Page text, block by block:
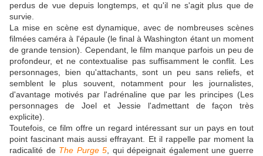
perdus de vue depuis longtemps, et qu'il ne s'agit plus que de
survie.
La mise en scène est dynamique, avec de nombreuses scènes
filmées caméra à l'épaule (le final à Washington étant un moment
de grande tension). Cependant, le film manque parfois un peu de
profondeur, et ne contextualise pas suffisamment le conflit. Les
personnages, bien qu'attachants, sont un peu sans reliefs, et
semblent le plus souvent, notamment pour les journalistes,
d'avantage motivés par l'adrénaline que par les principes (Les
personnages de Joel et Jessie l'admettant de façon très
explicite).
Toutefois, ce film offre un regard intéressant sur un pays en tout
point fascinant mais aussi effrayant. Et il rappelle par moment la
radicalité de The Purge 5 , qui dépeignait également une guerre